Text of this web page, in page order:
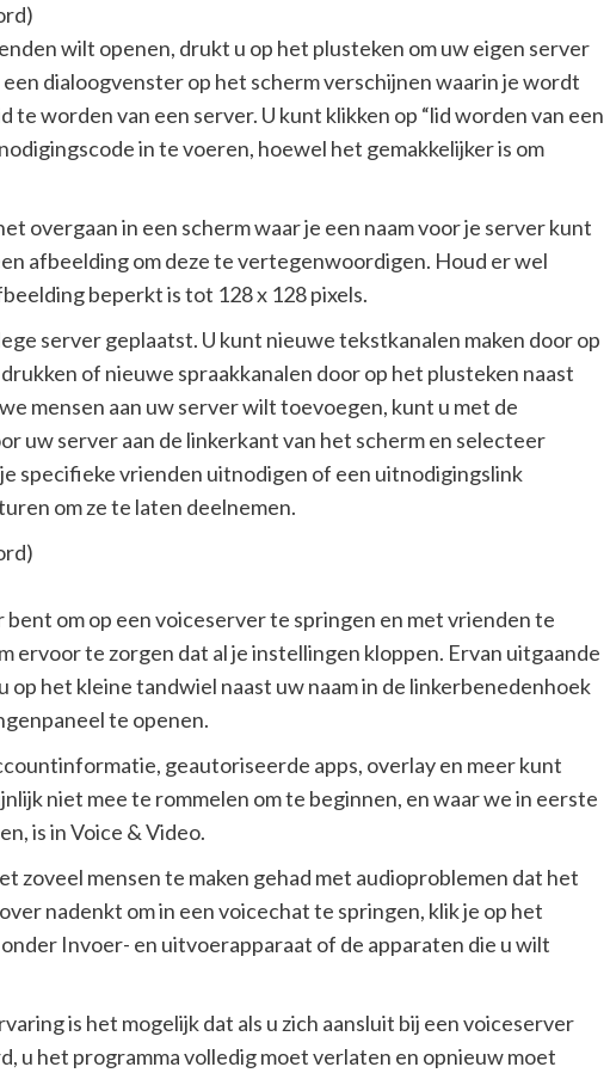
wilt openen, drukt u op het plusteken om uw eigen server
dialoogvenster op het scherm verschijnen waarin je wordt
te worden van een server. U kunt klikken op “lid worden van een
in te voeren, hoewel het gemakkelijker is om
overgaan in een scherm waar je een naam voor je server kunt
afbeelding om deze te vertegenwoordigen. Houd er wel
beperkt is tot 128 x 128 pixels.
server geplaatst. U kunt nieuwe tekstkanalen maken door op
of nieuwe spraakkanalen door op het plusteken naast
mensen aan uw server wilt toevoegen, kunt u met de
uw server aan de linkerkant van het scherm en selecteer
specifieke vrienden uitnodigen of een uitnodigingslink
om ze te laten deelnemen.
bent om op een voiceserver te springen en met vrienden te
ervoor te zorgen dat al je instellingen kloppen. Ervan uitgaande
het kleine tandwiel naast uw naam in de linkerbenedenhoek
te openen.
geautoriseerde apps, overlay en meer kunt
niet mee te rommelen om te beginnen, en waar we in eerste
is in Voice & Video.
zoveel mensen te maken gehad met audioproblemen dat het
nadenkt om in een voicechat te springen, klik je op het
Invoer- en uitvoerapparaat of de apparaten die u wilt
is het mogelijk dat als u zich aansluit bij een voiceserver
u het programma volledig moet verlaten en opnieuw moet